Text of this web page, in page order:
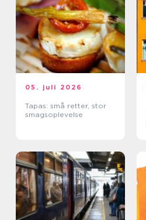
05. juli 2026
Tapas: små retter, stor
smagsoplevelse